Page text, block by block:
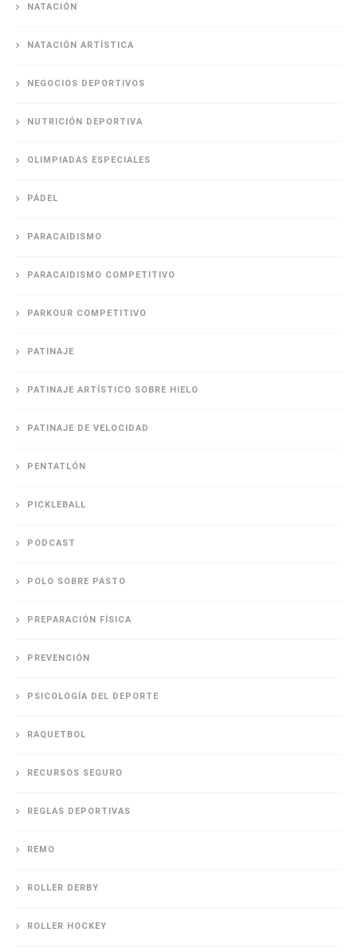
NATACIÓN
NATACIÓN ARTÍSTICA
NEGOCIOS DEPORTIVOS
NUTRICIÓN DEPORTIVA
OLIMPIADAS ESPECIALES
PÁDEL
PARACAIDISMO
PARACAIDISMO COMPETITIVO
PARKOUR COMPETITIVO
PATINAJE
PATINAJE ARTÍSTICO SOBRE HIELO
PATINAJE DE VELOCIDAD
PENTATLÓN
PICKLEBALL
PODCAST
POLO SOBRE PASTO
PREPARACIÓN FÍSICA
PREVENCIÓN
PSICOLOGÍA DEL DEPORTE
RAQUETBOL
RECURSOS SEGURO
REGLAS DEPORTIVAS
REMO
ROLLER DERBY
ROLLER HOCKEY